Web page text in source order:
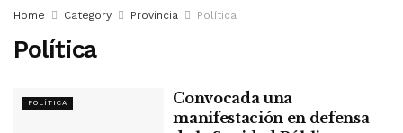
Home Category Provincia Política
Política
POLÍTICA
Convocada una
manifestación en defensa